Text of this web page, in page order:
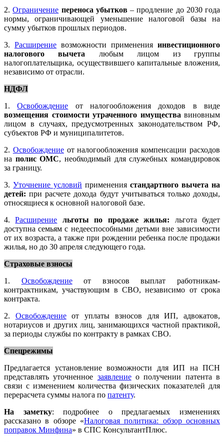
2.Ограничение переноса убытков– продление до 2030 года
нормы, ограничивающей уменьшение налоговой базы на
сумму убытков прошлых периодов.
3. Расширение возможности применения инвестиционного
налогового вычета любым лицом из группы
налогоплательщика, осуществившего капитальные вложения,
независимо от отрасли.
НДФЛ
1.Освобождение от налогообложения доходов в виде
возмещения стоимости утраченного имущества виновным
лицом в случаях, предусмотренных законодательством РФ,
субъектов РФ и муниципалитетов.
2. Освобождениеот налогообложения компенсации расходов
на полис ОМС, необходимый для служебных командировок
за границу.
3. Уточнение условий применения стандартного вычета на
детей:при расчете дохода будут учитываться только доходы,
относящиеся к основной налоговой базе.
4.Расширение льготы по продаже жилья: льгота будет
доступна семьям с недееспособными детьми вне зависимости
от их возраста, а также при рождении ребенка после продажи
жилья, но до 30 апреля следующего года.
Страховые взносы
1. Освобождениеот взносов выплат работникам-
контрактникам, участвующим в СВО, независимо от срока
контракта.
2. Освобождениеот уплаты взносов для ИП, адвокатов,
нотариусов и других лиц, занимающихся частной практикой,
за периоды службы по контракту в рамках СВО.
Спецрежимы
Предлагается установление возможности для ИП на ПСН
представлять уточненное заявлениео получении патента в
связи с изменением количества физических показателей для
перерасчета суммы налога по патенту.
На заметку: подробнее о предлагаемых изменениях
рассказано в обзоре «Налоговая политика: обзор основных
поправок Минфина» в СПС КонсультантПлюс.